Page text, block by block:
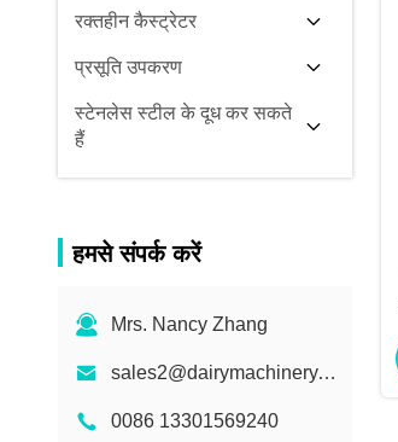
रक्तहीन कैस्ट्रेटर
प्रसूति उपकरण
स्टेनलेस स्टील के दूध कर सकते
हैं
हमसे संपर्क करें
Mrs. Nancy Zhang
sales2@dairymachinery.cc
0086 13301569240